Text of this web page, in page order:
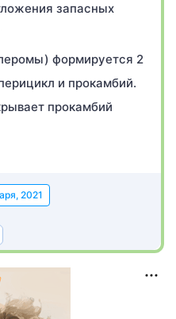
запасных
формируется 2
и прокамбий.
прокамбий
2021